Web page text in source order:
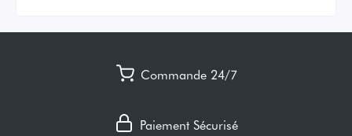
Commande 24/7
Paiement Sécurisé